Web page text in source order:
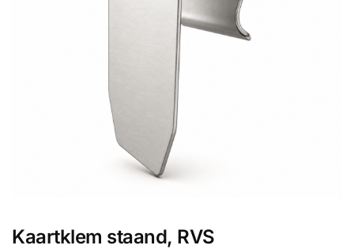
Kaartklem staand, RVS